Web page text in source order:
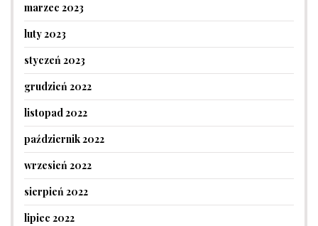
marzec 2023
luty 2023
styczeń 2023
grudzień 2022
listopad 2022
październik 2022
wrzesień 2022
sierpień 2022
lipiec 2022